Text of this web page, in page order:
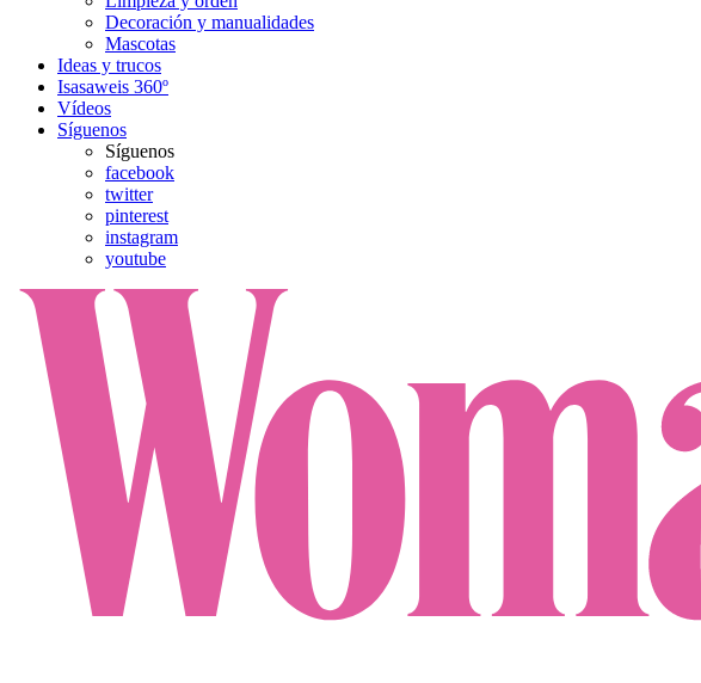
Decoración y manualidades
Mascotas
Ideas y trucos
Isasaweis 360º
Vídeos
Síguenos
Síguenos
facebook
twitter
pinterest
instagram
youtube